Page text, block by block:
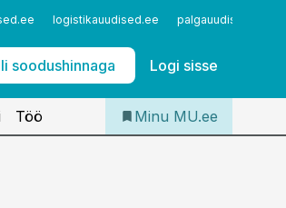
logistikauudised.ee palgauudised.ee
soodushinnaga Logi sisse
Iseteenindus
Telli Meditsiiniuudised
Töö Minu MU.ee